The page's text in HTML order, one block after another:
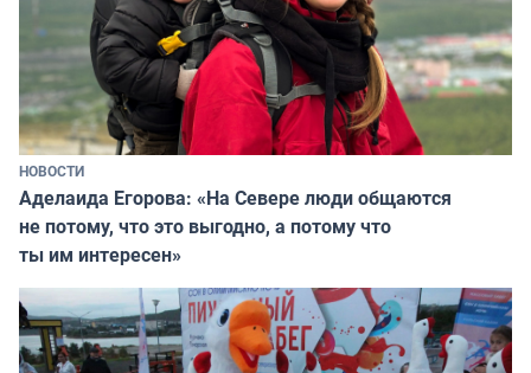
НОВОСТИ
Аделаида Егорова: «На Севере люди общаются
не потому, что это выгодно, а потому что
ты им интересен»